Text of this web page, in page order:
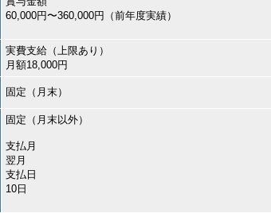
60,000円〜360,000円（前年度実績）
実費支給（上限あり）
月額18,000円
固定（月末）
固定（月末以外）
支払月
翌月
支払日
10日